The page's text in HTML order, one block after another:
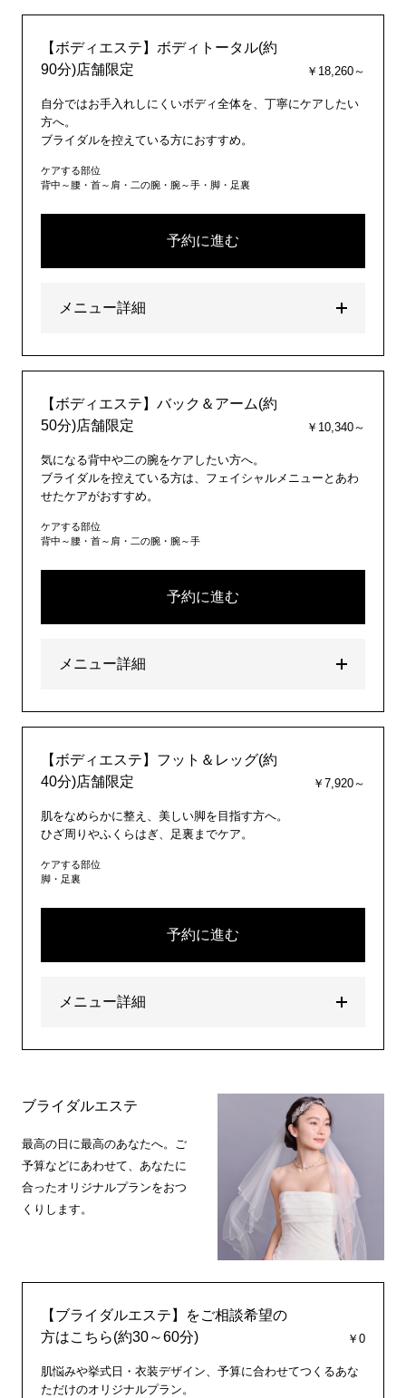
【ボディエステ】ボディトータル(約
90分)店舗限定
￥18,260～
自分ではお手入れしにくいボディ全体を、丁寧にケアしたい
方へ。
ブライダルを控えている方におすすめ。
ケアする部位
背中～腰・首～肩・二の腕・腕～手・脚・足裏
予約に進む
メニュー詳細
【ボディエステ】バック＆アーム(約
50分)店舗限定
￥10,340～
気になる背中や二の腕をケアしたい方へ。
ブライダルを控えている方は、フェイシャルメニューとあわ
せたケアがおすすめ。
ケアする部位
背中～腰・首～肩・二の腕・腕～手
予約に進む
メニュー詳細
【ボディエステ】フット＆レッグ(約
40分)店舗限定
￥7,920～
肌をなめらかに整え、美しい脚を目指す方へ。
ひざ周りやふくらはぎ、足裏までケア。
ケアする部位
脚・足裏
予約に進む
メニュー詳細
ブライダルエステ
最高の日に最高のあなたへ。ご
予算などにあわせて、あなたに
合ったオリジナルプランをおつ
くりします。
【ブライダルエステ】をご相談希望の
方はこちら(約30～60分)
￥0
肌悩みや挙式日・衣装デザイン、予算に合わせてつくるあな
ただけのオリジナルプラン。